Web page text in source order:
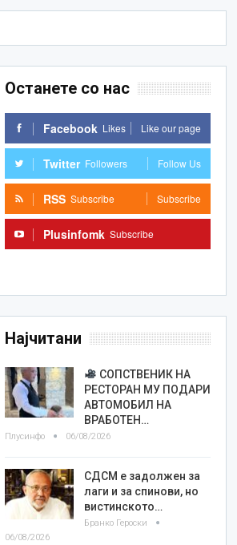
Останете со нас
Facebook Likes Like our page
Twitter Followers Follow Us
RSS Subscribe Subscribe
Plusinfomk Subscribe
Најчитани
СОПСТВЕНИК НА
РЕСТОРАН МУ ПОДАРИ
АВТОМОБИЛ НА
ВРАБОТЕН…
Плусинфо 06/08/2026
СДСМ е задолжен за
лаги и за спинови, но
вистинското…
Бранко Героски
06/08/2026